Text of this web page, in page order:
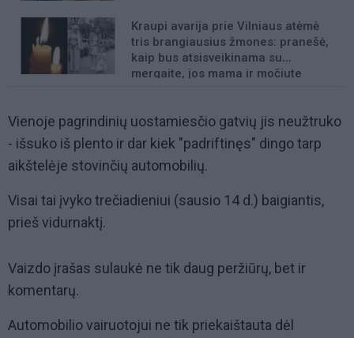
Kraupi avarija prie Vilniaus atėmė
tris brangiausius žmones: pranešė,
kaip bus atsisveikinama su
mergaite, jos mama ir močiute
Vienoje pagrindinių uostamiesčio gatvių jis neužtruko
- išsuko iš plento ir dar kiek "padriftinęs" dingo tarp
aikštelėje stovinčių automobilių.
Visai tai įvyko trečiadieniui (sausio 14 d.) baigiantis,
prieš vidurnaktį.
Vaizdo įrašas sulaukė ne tik daug peržiūrų, bet ir
komentarų.
Automobilio vairuotojui ne tik priekaištauta dėl